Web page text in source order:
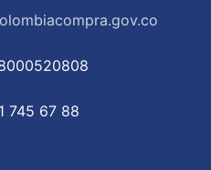
745 67 88